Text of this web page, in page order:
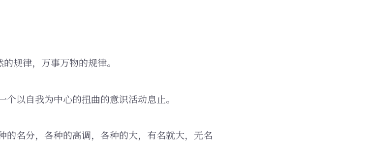
规律，万事万物的规律。
以自我为中心的扭曲的意识活动息止。
的名分，各种的高调，各种的大，有名就大，无名